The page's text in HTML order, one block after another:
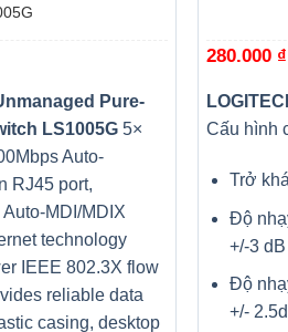
Pure-
LS1005G5×
Auto-
RJ45 port,
MDI/MDIX
technology
IEEE 802.3X flow
reliable data
casing, desktop
280.000 ₫
Cấu hình
Trở
Độ
+/-3 dB
Độ
+/-